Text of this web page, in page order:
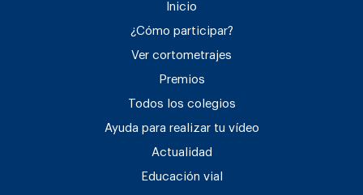
Inicio
¿Cómo participar?
Ver cortometrajes
Premios
Todos los colegios
Ayuda para realizar tu vídeo
Actualidad
Educación vial